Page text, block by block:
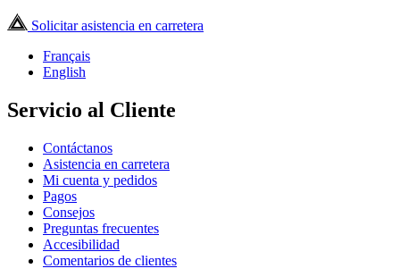
Solicitar asistencia en carretera
Français
English
Servicio al Cliente
Contáctanos
Asistencia en carretera
Mi cuenta y pedidos
Pagos
Consejos
Preguntas frecuentes
Accesibilidad
Comentarios de clientes